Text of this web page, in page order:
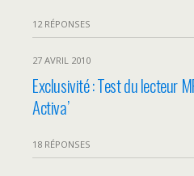
12 RÉPONSES
27 AVRIL 2010
Exclusivité : Test du lecteur
Activa’
18 RÉPONSES